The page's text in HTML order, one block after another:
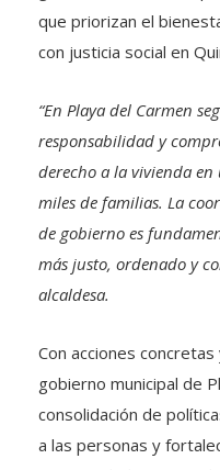
que priorizan el
con justicia social en
“En Playa del Carmen
responsabilidad y
derecho a la vivienda en
miles de familias. La
de gobierno es
más justo, ordenado y
alcaldesa.
Con acciones
gobierno municipal de
consolidación de
a las personas y